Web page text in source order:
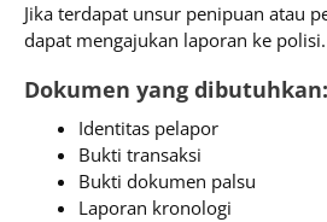
Jika terdapat unsur penipuan atau
dapat mengajukan laporan ke polisi.
Dokumen yang dibutuhkan:
Identitas pelapor
Bukti transaksi
Bukti dokumen palsu
Laporan kronologi